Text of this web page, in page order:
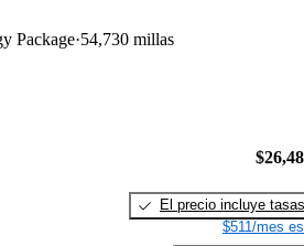
Package 54,730 millas
El precio incluye tasas
$511/mes